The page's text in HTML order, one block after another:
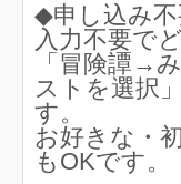
◆申し込み不
入力不要で
「冒険譚→
ストを選択
す。
お好きな・
もOKです。